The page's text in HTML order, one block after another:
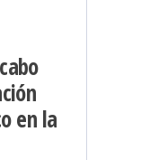
en la